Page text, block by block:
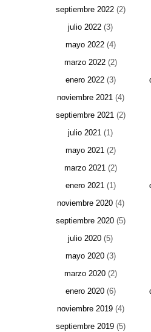
septiembre 2022(2)
julio 2022 (3)
mayo 2022(4)
marzo 2022(2)
enero 2022(3)
noviembre 2021(4)
septiembre 2021(2)
julio 2021 (1)
mayo 2021(2)
marzo 2021(2)
enero 2021(1)
noviembre 2020(4)
septiembre 2020(5)
julio 2020 (5)
mayo 2020(3)
marzo 2020(2)
enero 2020(6)
noviembre 2019(4)
septiembre 2019(5)